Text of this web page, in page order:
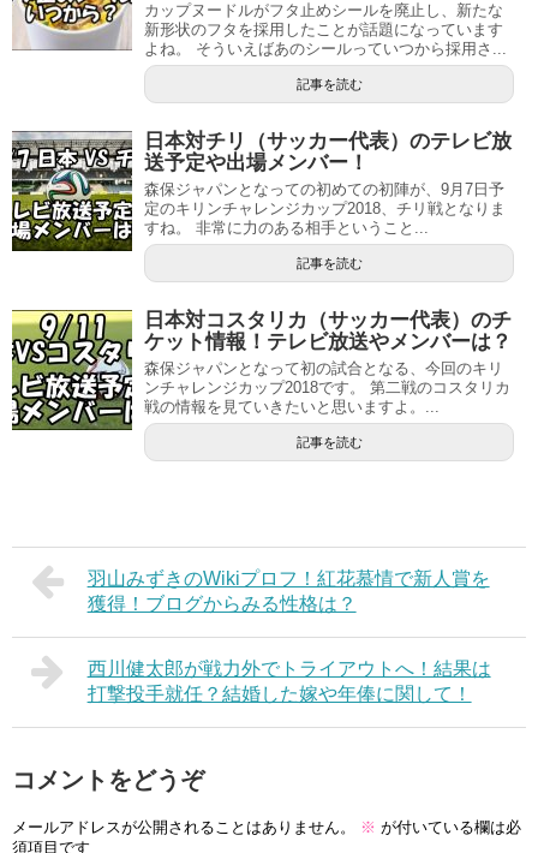
カップヌードルがフタ止めシールを廃止し、新たな
新形状のフタを採用したことが話題になっています
よね。 そういえばあのシールっていつから採用さ...
記事を読む
日本対チリ（サッカー代表）のテレビ放
送予定や出場メンバー！
森保ジャパンとなっての初めての初陣が、9月7日予
定のキリンチャレンジカップ2018、チリ戦となりま
すね。 非常に力のある相手ということ...
記事を読む
日本対コスタリカ（サッカー代表）のチ
ケット情報！テレビ放送やメンバーは？
森保ジャパンとなって初の試合となる、今回のキリ
ンチャレンジカップ2018です。 第二戦のコスタリカ
戦の情報を見ていきたいと思いますよ。...
記事を読む
羽山みずきのWikiプロフ！紅花慕情で新人賞を
獲得！ブログからみる性格は？
西川健太郎が戦力外でトライアウトへ！結果は
打撃投手就任？結婚した嫁や年俸に関して！
コメントをどうぞ
メールアドレスが公開されることはありません。 ※ が付いている欄は必
須項目です